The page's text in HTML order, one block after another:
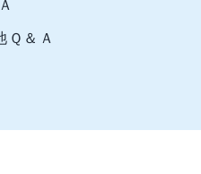
Ｑ＆Ａ